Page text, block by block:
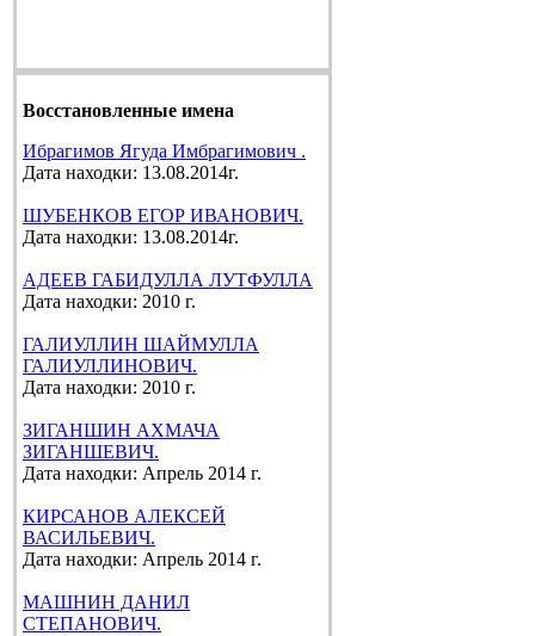
Восстановленные имена
Ибрагимов Ягуда Имбрагимович .
Дата находки: 13.08.2014г.
ШУБЕНКОВ ЕГОР ИВАНОВИЧ.
Дата находки: 13.08.2014г.
АДЕЕВ ГАБИДУЛЛА ЛУТФУЛЛА
Дата находки: 2010 г.
ГАЛИУЛЛИН ШАЙМУЛЛА
ГАЛИУЛЛИНОВИЧ.
Дата находки: 2010 г.
ЗИГАНШИН АХМАЧА
ЗИГАНШЕВИЧ.
Дата находки: Апрель 2014 г.
КИРСАНОВ АЛЕКСЕЙ
ВАСИЛЬЕВИЧ.
Дата находки: Апрель 2014 г.
МАШНИН ДАНИЛ
СТЕПАНОВИЧ.